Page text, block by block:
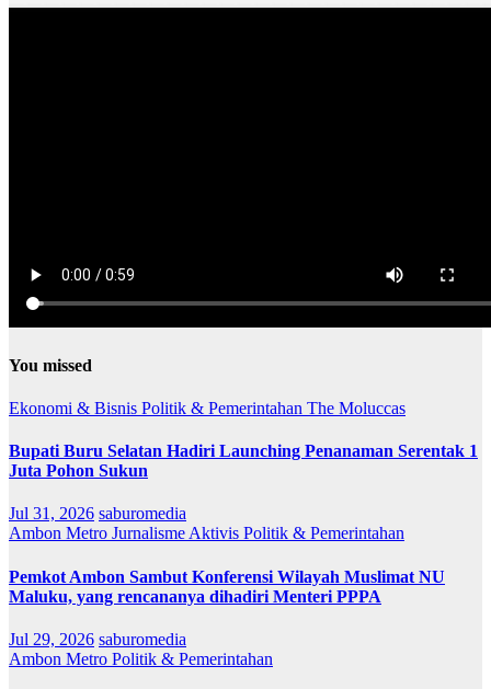
You missed
Ekonomi & Bisnis Politik & Pemerintahan The Moluccas
Bupati Buru Selatan Hadiri Launching Penanaman Serentak 1
Juta Pohon Sukun
Jul 31, 2026 saburomedia
Ambon Metro Jurnalisme Aktivis Politik & Pemerintahan
Pemkot Ambon Sambut Konferensi Wilayah Muslimat NU
Maluku, yang rencananya dihadiri Menteri PPPA
Jul 29, 2026 saburomedia
Ambon Metro Politik & Pemerintahan